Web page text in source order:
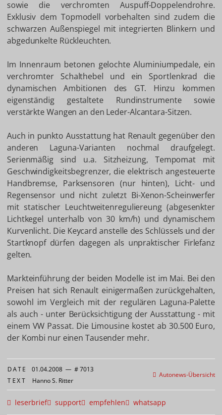
sowie die verchromten Auspuff-Doppelendrohre.
Exklusiv dem Topmodell vorbehalten sind zudem die
schwarzen Außenspiegel mit integrierten Blinkern und
abgedunkelte Rückleuchten.
Im Innenraum betonen gelochte Aluminiumpedale, ein
verchromter Schalthebel und ein Sportlenkrad die
dynamischen Ambitionen des GT. Hinzu kommen
eigenständig gestaltete Rundinstrumente sowie
verstärkte Wangen an den Leder-Alcantara-Sitzen.
Auch in punkto Ausstattung hat Renault gegenüber den
anderen Laguna-Varianten nochmal draufgelegt.
Serienmäßig sind u.a. Sitzheizung, Tempomat mit
Geschwindigkeitsbegrenzer, die elektrisch angesteuerte
Handbremse, Parksensoren (nur hinten), Licht- und
Regensensor und nicht zuletzt Bi-Xenon-Scheinwerfer
mit statischer Leuchtweitenreguliereung (abgesenkter
Lichtkegel unterhalb von 30 km/h) und dynamischem
Kurvenlicht. Die Keycard anstelle des Schlüssels und der
Startknopf dürfen dagegen als unpraktischer Firlefanz
gelten.
Markteinführung der beiden Modelle ist im Mai. Bei den
Preisen hat sich Renault einigermaßen zurückgehalten,
sowohl im Vergleich mit der regulären Laguna-Palette
als auch - unter Berücksichtigung der Ausstattung - mit
einem VW Passat. Die Limousine kostet ab 30.500 Euro,
der Kombi nur einen Tausender mehr.
Autonews-Übersicht
DATE 01.04.2008 — # 7013
TEXT Hanno S. Ritter
leserbrief support empfehlen whatsapp